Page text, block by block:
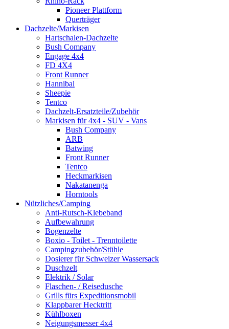
Pioneer Plattform
Querträger
Dachzelte/Markisen
Hartschalen-Dachzelte
Bush Company
Engage 4x4
FD 4X4
Front Runner
Hannibal
Sheepie
Tentco
Dachzelt-Ersatzteile/Zubehör
Markisen für 4x4 - SUV - Vans
Bush Company
ARB
Batwing
Front Runner
Tentco
Heckmarkisen
Nakatanenga
Horntools
Nützliches/Camping
Anti-Rutsch-Klebeband
Aufbewahrung
Bogenzelte
Boxio - Toilet - Trenntoilette
Campingzubehör/Stühle
Dosierer für Schweizer Wassersack
Duschzelt
Elektrik / Solar
Flaschen- / Reisedusche
Grills fürs Expeditionsmobil
Klappbarer Hecktritt
Kühlboxen
Neigungsmesser 4x4